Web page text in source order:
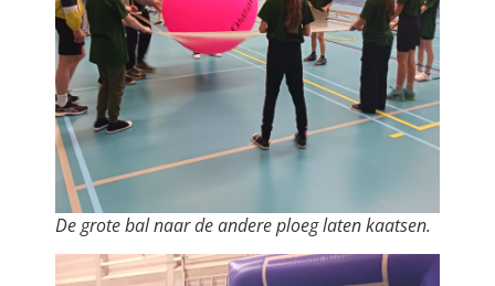
De grote bal naar de andere ploeg laten kaatsen.